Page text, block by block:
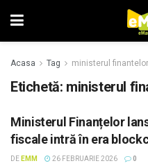
Acasa Tag ministerul finantelor
Etichetă: ministerul
Ministerul Finanțelor
fiscale intră în era
DE EMM 26 FEBRUARIE 2026 0